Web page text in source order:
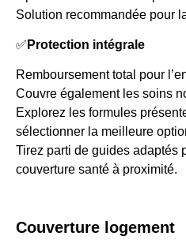
Solution recommandée pour
✅ Protection intégrale
Remboursement total pour
Couvre également les soins
Explorez les formules
sélectionner la meilleure
Tirez parti de guides adaptés
couverture santé à proximité.
Couverture logement